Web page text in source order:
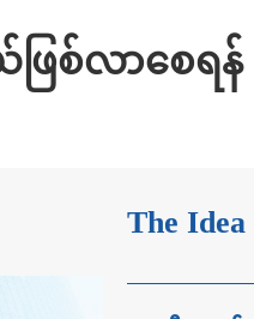
ဖြစ်လာစေ
The Idea